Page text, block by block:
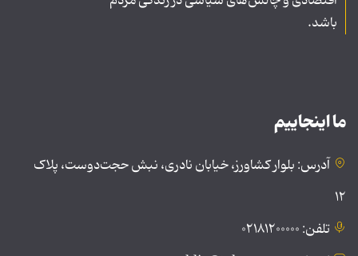
باشد.
ما اینجاییم
آدرس: بلوار کشاورز، خیابان نادری، نبش حجت‌دوست، پلاک
۱۲
تلفن: ۰۲۱۸۱۲۰۰۰۰۰